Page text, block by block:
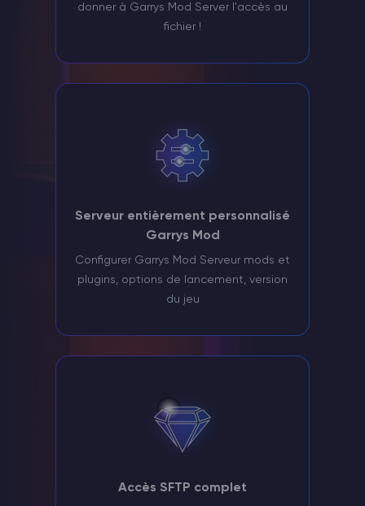
donner à Garrys Mod Server l'accès au
fichier !
Serveur entièrement personnalisé
Garrys Mod
Configurer Garrys Mod Serveur mods et
plugins, options de lancement, version
du jeu
Accès SFTP complet